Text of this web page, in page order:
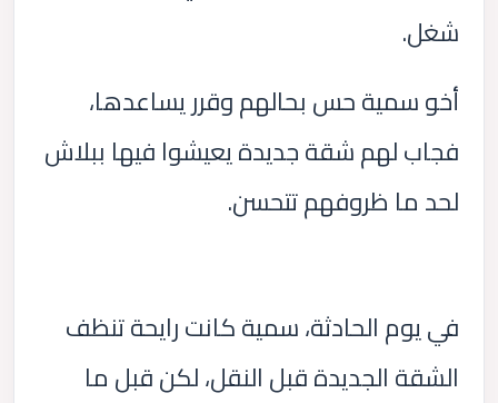
شغل.
أخو سمية حس بحالهم وقرر يساعدها،
فجاب لهم شقة جديدة يعيشوا فيها ببلاش
لحد ما ظروفهم تتحسن.
في يوم الحادثة، سمية كانت رايحة تنظف
الشقة الجديدة قبل النقل، لكن قبل ما